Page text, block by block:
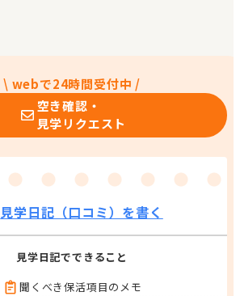
\ webで24時間受付中 /
空き確認・
見学リクエスト
見学日記（口コミ）を書く
見学日記でできること
聞くべき保活項目のメモ